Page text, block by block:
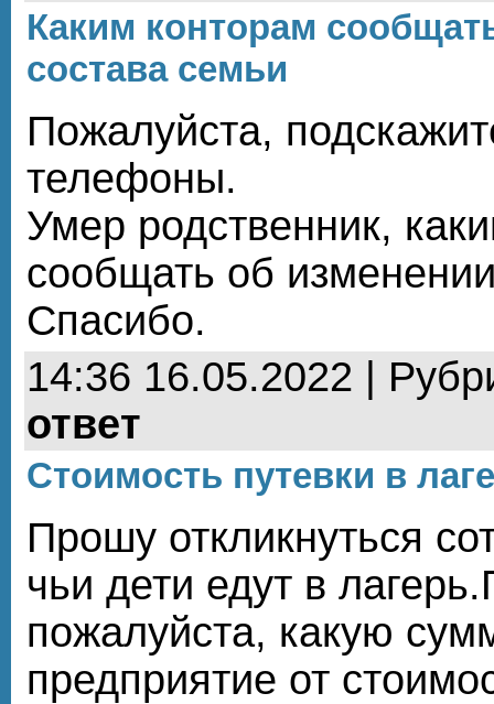
Каким конторам
состава семьи
Пожалуйста,
телефоны.
Умер родственник,
сообщать об
Спасибо.
14:36 16.05.2022 |
ответ
Стоимость путевки в
Прошу откликнуться
чьи дети едут в
пожалуйста, какую
предприятие от